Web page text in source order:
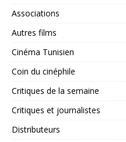
Associations
Autres films
Cinéma Tunisien
Coin du cinéphile
Critiques de la semaine
Critiques et journalistes
Distributeurs